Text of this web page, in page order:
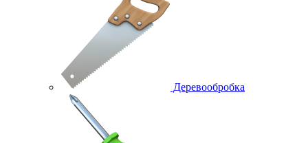
Деревообробка